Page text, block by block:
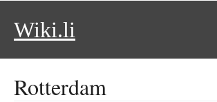
Wiki.li
Rotterdam